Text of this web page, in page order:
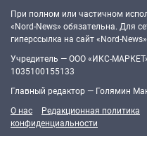
При полном или частичном
«Nord-News» обязательна. Для
гиперссылка на сайт «Nord-
Учредитель — ООО «ИКС-
1035100155133
Главный редактор — Голямин
О нас
Редакционная политика
конфиденциальности